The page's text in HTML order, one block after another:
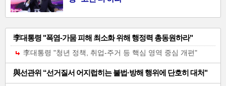
일
반
기
李대통령 "폭염-가뭄 피해 최소화 위해 행정력 총동원하라"
李대통령 "청년 정책, 취업-주거 등 핵심 영역 중심 개편"
與선관위 “선거질서 어지럽히는 불법·방해 행위에 단호히 대처"